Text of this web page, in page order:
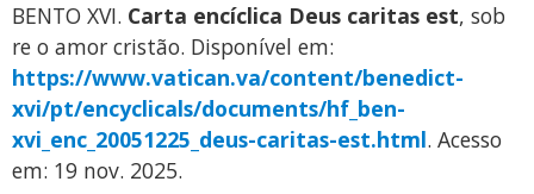
BENTO XVI. Carta encíclica Deus caritas est, sob
re o amor cristão. Disponível em:
https://www.vatican.va/content/benedict-
xvi/pt/encyclicals/documents/hf_ben-
xvi_enc_20051225_deus-caritas-est.html. Acesso
em: 19 nov. 2025.